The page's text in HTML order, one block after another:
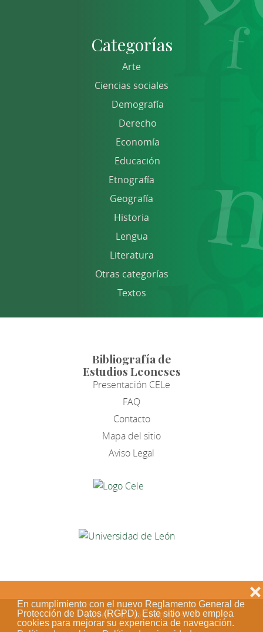
En cumplimiento con el nuevo Reglamento General de
Protección de Datos (RGPD). Este sitio web emplea
cookies para mejorar su experiencia de navegación.
❌
Categorías
Arte
Ciencias sociales
Demografía
Derecho
Economía
Educación
Etnografía
Geografía
Historia
Lengua
Literatura
Otras categorías
Textos
Bibliografía de
Estudios Leoneses
Presentación CELe
FAQ
Contacto
Mapa del sitio
Aviso Legal
Acceso de los editores